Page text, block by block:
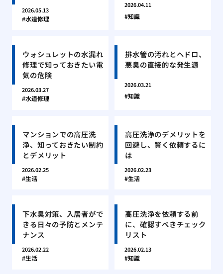
2026.05.13
水道修理
2026.04.11
知識
ウォシュレットの水漏れ
修理で知っておきたい電
気の危険
2026.03.27
水道修理
排水管の汚れとヘドロ、
悪臭の直接的な発生源
2026.03.21
知識
マンションでの高圧洗
浄、知っておきたい制約
とデメリット
2026.02.25
生活
高圧洗浄のデメリットを
回避し、賢く依頼するに
は
2026.02.23
生活
下水臭対策、入居者がで
きる日々の予防とメンテ
ナンス
2026.02.22
生活
高圧洗浄を依頼する前
に、確認すべきチェック
リスト
2026.02.13
知識